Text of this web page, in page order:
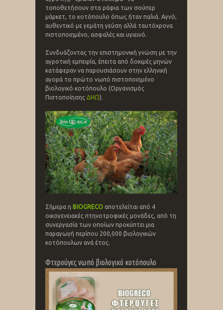
τοποθετήσουν στα ράφια των σούπερ
μάρκετ, το κοτόπουλο όπως ήταν παλιά. Αγνό,
αυθεντικό με γεμάτη γεύση αλλά ταυτόχρονα
πιστοποιημένο, ασφαλές και υγιεινό.
Συνδυάζοντας την επιστημονική γνώση με την
αγροτική εμπειρία, έπειτα από δοκιμές μηνών
κατάφεραν να παρουσιάσουν στην ελληνική
αγορά το πρώτο νωπό πιστοποιημένο
βιολογικό κοτόπουλο (Οργανισμός
Πιστοποίησης ΔΗΩ).
Σήμερα η BIOGRECO αποτελείται από 4
οικογενειακές πτηνοτροφικές μονάδες, από τη
συνεργασία των οποίων προκύπτει μια
παραγωγή περίπου 200,000 βιολογικών
κοτόπουλων ανά έτος.
Φτερούγες νωπό βιολογικό κοτόπουλο